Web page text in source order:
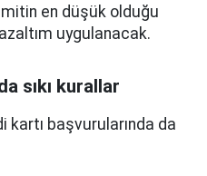
en düşük olduğu
uygulanacak.
sıkı kurallar
kartı başvurularında da